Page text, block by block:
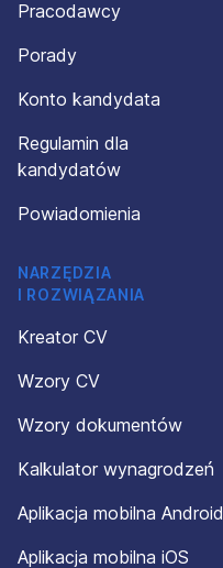
Pracodawcy
Porady
Konto kandydata
Regulamin dla
kandydatów
Powiadomienia
NARZĘDZIA
I ROZWIĄZANIA
Kreator CV
Wzory CV
Wzory dokumentów
Kalkulator wynagrodzeń
Aplikacja mobilna Android
Aplikacja mobilna iOS